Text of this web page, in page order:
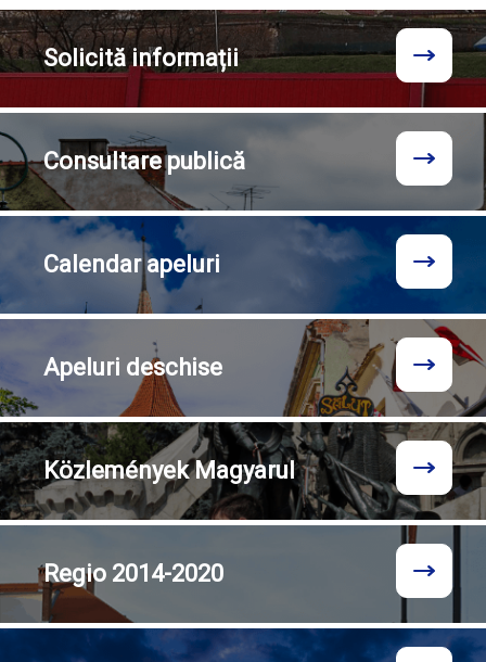
Solicităinformații
Consultarepublică
Calendarapeluri
Apeluri deschise
KözleményekMagyarul
Regio 2014-2020